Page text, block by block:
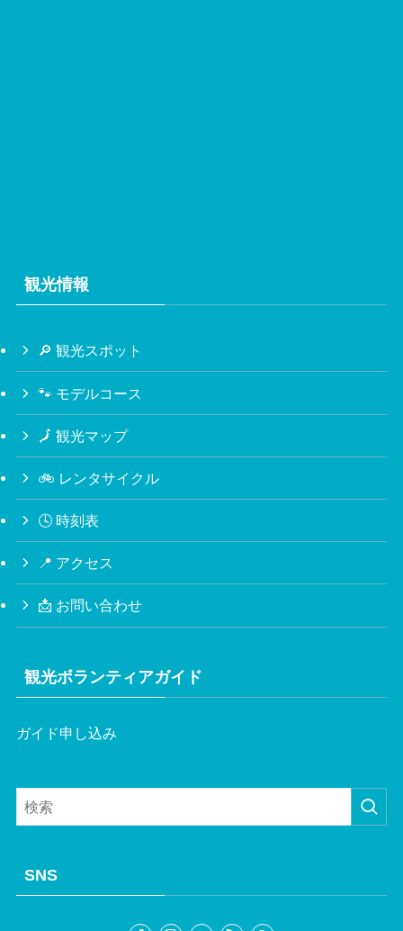
観光情報
🔎 観光スポット
🐾 モデルコース
🗾 観光マップ
🚲 レンタサイクル
🕓 時刻表
📍 アクセス
📩 お問い合わせ
観光ボランティアガイド
ガイド申し込み
SNS